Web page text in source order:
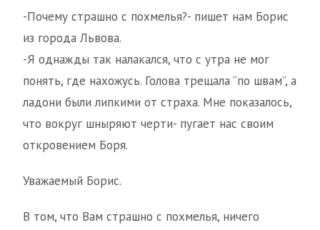
-Почему страшно с похмелья?- пишет нам Борис
из города Львова.
-Я однажды так налакался, что с утра не мог
понять, где нахожусь. Голова трещала “по швам”, а
ладони были липкими от страха. Мне показалось,
что вокруг шныряют черти- пугает нас своим
откровением Боря.
Уважаемый Борис.
В том, что Вам страшно с похмелья, ничего